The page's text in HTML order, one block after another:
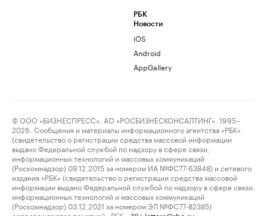
РБК
Новости
iOS
Android
AppGallery
© ООО «БИЗНЕСПРЕСС», АО «РОСБИЗНЕСКОНСАЛТИНГ», 1995–
2026. Сообщения и материалы информационного агентства «РБК»
(свидетельство о регистрации средства массовой информации
выдано Федеральной службой по надзору в сфере связи,
информационных технологий и массовых коммуникаций
(Роскомнадзор) 09.12.2015 за номером ИА №ФС77-63848) и сетевого
издания «РБК» (свидетельство о регистрации средства массовой
информации выдано Федеральной службой по надзору в сфере связи,
информационных технологий и массовых коммуникаций
(Роскомнадзор) 03.12.2021 за номером ЭЛ №ФС77-82385)